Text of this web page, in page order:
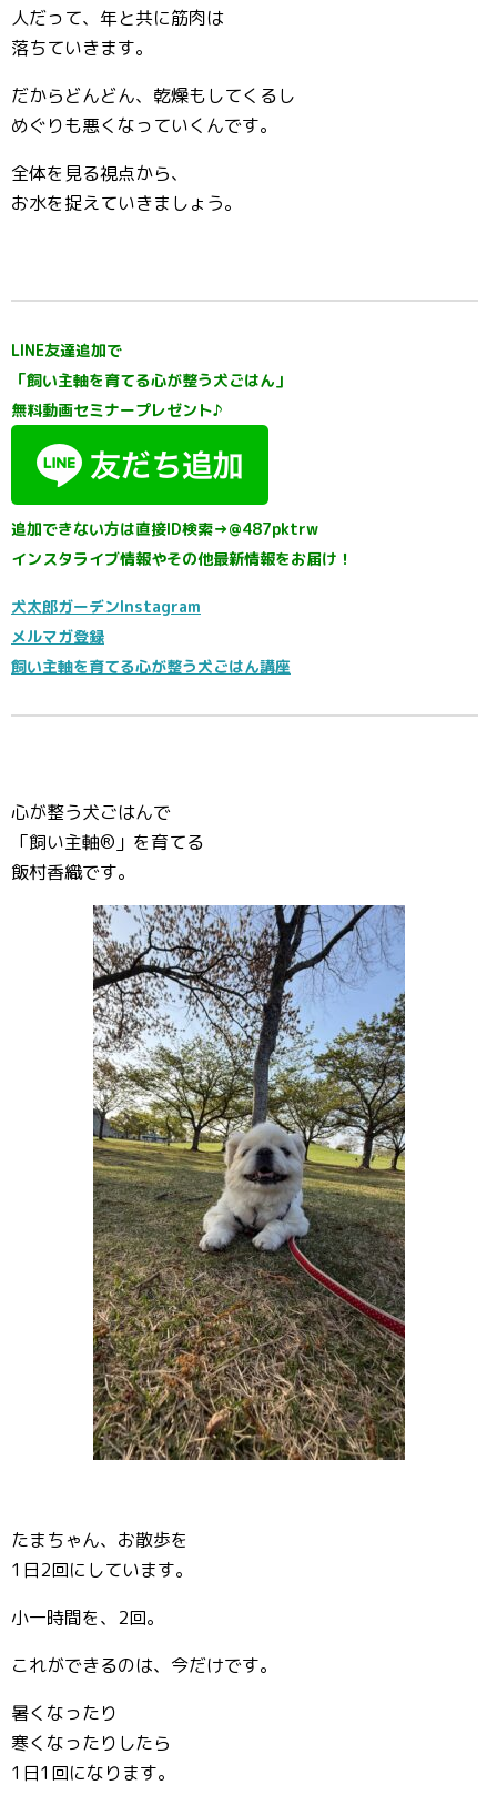
人だって、年と共に筋肉は
落ちていきます。
だからどんどん、乾燥もしてくるし
めぐりも悪くなっていくんです。
全体を見る視点から、
お水を捉えていきましょう。
LINE友達追加で
「飼い主軸を育てる心が整う犬ごはん」
無料動画セミナープレゼント♪
追加できない方は直接ID検索→@487pktrw
インスタライブ情報やその他最新情報をお届け！
犬太郎ガーデンInstagram
メルマガ登録
飼い主軸を育てる心が整う犬ごはん講座
心が整う犬ごはんで
「飼い主軸®️」を育てる
飯村香織です。
たまちゃん、お散歩を
1日2回にしています。
小一時間を、2回。
これができるのは、今だけです。
暑くなったり
寒くなったりしたら
1日1回になります。